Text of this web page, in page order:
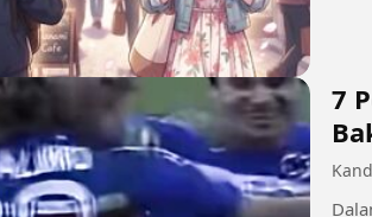
7